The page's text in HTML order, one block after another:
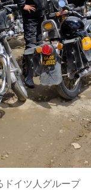
ドイツ人グループ